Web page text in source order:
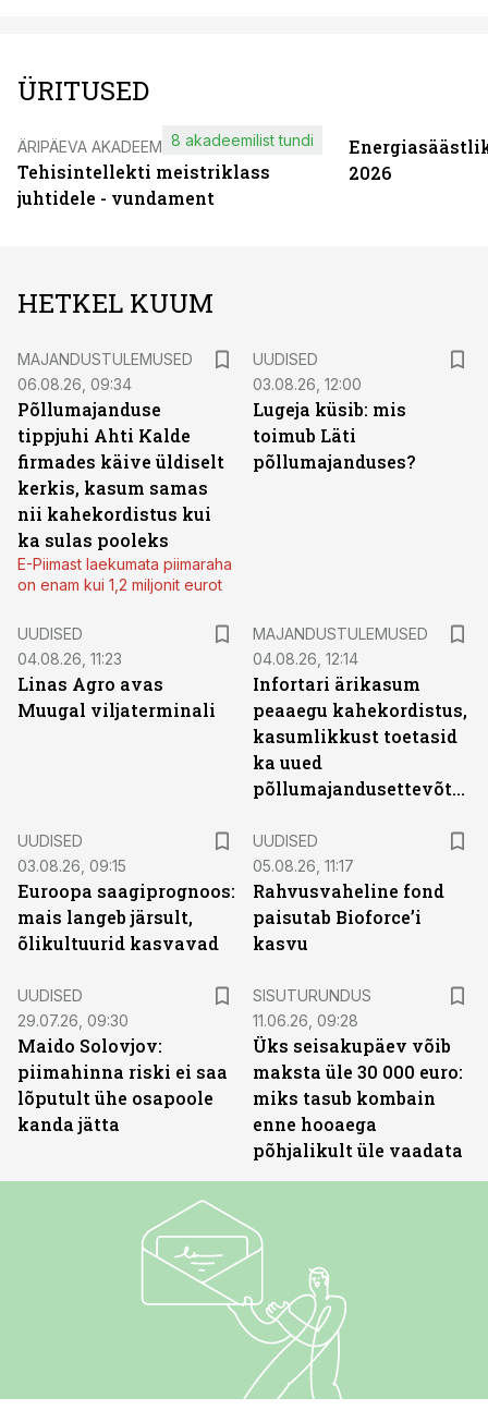
ÜRITUSED
ÄRIPÄEVA AKADEEMIA
Tehisintellekti meistriklass
juhtidele - vundament
8 akadeemilist tundi
2026
HETKEL KUUM
MAJANDUSTULEMUSED
06.08.26, 09:34
Põllumajanduse
tippjuhi Ahti Kalde
firmades käive üldiselt
kerkis, kasum samas
nii kahekordistus kui
ka sulas pooleks
E-Piimast laekumata piimaraha
on enam kui 1,2 miljonit eurot
UUDISED
03.08.26, 12:00
Lugeja küsib: mis
toimub Läti
põllumajanduses?
UUDISED
04.08.26, 11:23
Linas Agro avas
Muugal viljaterminali
MAJANDUSTULEMUSED
04.08.26, 12:14
Infortari ärikasum
peaaegu kahekordistus,
kasumlikkust toetasid
ka uued
põllumajandusettevõtted
UUDISED
03.08.26, 09:15
Euroopa saagiprognoos:
mais langeb järsult,
õlikultuurid kasvavad
UUDISED
05.08.26, 11:17
Rahvusvaheline fond
paisutab Bioforce’i
kasvu
UUDISED
29.07.26, 09:30
Maido Solovjov:
piimahinna riski ei saa
lõputult ühe osapoole
kanda jätta
SISUTURUNDUS
11.06.26, 09:28
Üks seisakupäev võib
maksta üle 30 000 euro:
miks tasub kombain
enne hooaega
põhjalikult üle vaadata